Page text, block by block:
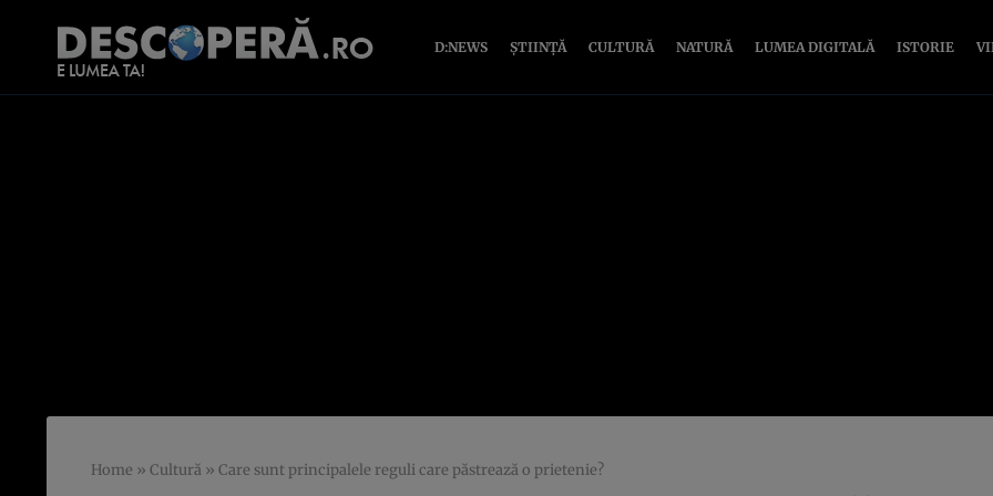
D:NEWS ȘTIINȚĂ CULTURĂ NATURĂ LUMEA DIGITALĂ ISTORIE
Home » Cultură » Care sunt principalele reguli care păstrează o prietenie?